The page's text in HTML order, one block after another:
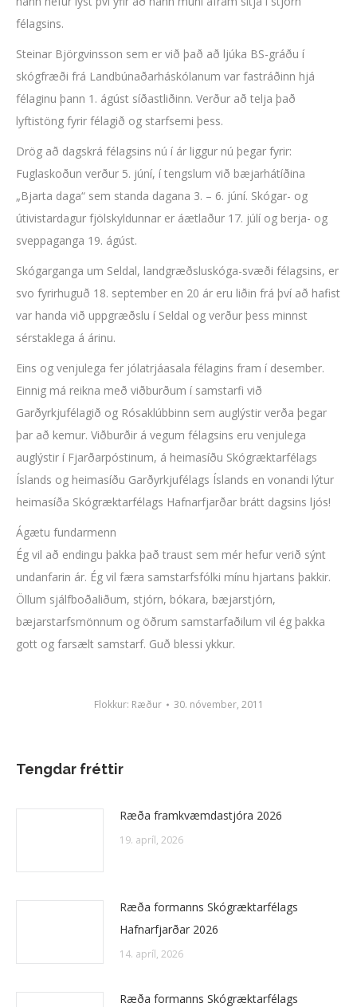
félagsins.
Steinar Björgvinsson sem er við það að ljúka BS-gráðu í
skógfræði frá Landbúnaðarháskólanum var fastráðinn hjá
félaginu þann 1. ágúst síðastliðinn. Verður að telja það
lyftistöng fyrir félagið og starfsemi þess.
Drög að dagskrá félagsins nú í ár liggur nú þegar fyrir:
Fuglaskoðun verður 5. júní, í tengslum við bæjarhátíðina
„Bjarta daga“ sem standa dagana 3. – 6. júní. Skógar- og
útivistardagur fjölskyldunnar er áætlaður 17. júlí og berja- og
sveppaganga 19. ágúst.
Skógarganga um Seldal, landgræðsluskóga-svæði félagsins, er
svo fyrirhuguð 18. september en 20 ár eru liðin frá því að hafist
var handa við uppgræðslu í Seldal og verður þess minnst
sérstaklega á árinu.
Eins og venjulega fer jólatrjáasala félagins fram í desember.
Einnig má reikna með viðburðum í samstarfi við
Garðyrkjufélagið og Rósaklúbbinn sem auglýstir verða þegar
þar að kemur. Viðburðir á vegum félagsins eru venjulega
auglýstir í Fjarðarpóstinum, á heimasíðu Skógræktarfélags
Íslands og heimasíðu Garðyrkjufélags Íslands en vonandi lýtur
heimasíða Skógræktarfélags Hafnarfjarðar brátt dagsins ljós!
Ágætu fundarmenn
Ég vil að endingu þakka það traust sem mér hefur verið sýnt
undanfarin ár. Ég vil færa samstarfsfólki mínu hjartans þakkir.
Öllum sjálfboðaliðum, stjórn, bókara, bæjarstjórn,
bæjarstarfsmönnum og öðrum samstarfaðilum vil ég þakka
gott og farsælt samstarf. Guð blessi ykkur.
Flokkur: Ræður 30. nóvember, 2011
Tengdar fréttir
Ræða framkvæmdastjóra 2026
19. apríl, 2026
Ræða formanns Skógræktarfélags
Hafnarfjarðar 2026
14. apríl, 2026
Ræða formanns Skógræktarfélags